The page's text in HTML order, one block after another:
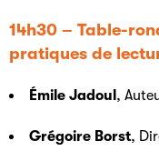
14h30 – Table-
pratiques de
Émile Jadoul ,
Grégoire Borst,